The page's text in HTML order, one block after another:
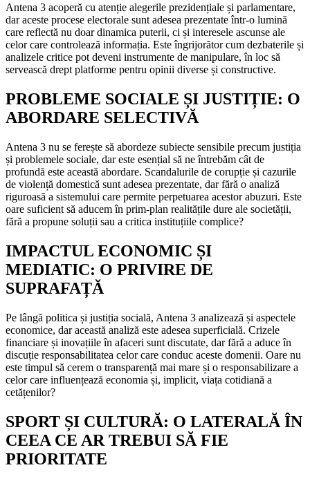
Antena 3 acoperă cu atenție alegerile prezidențiale și parlamentare,
dar aceste procese electorale sunt adesea prezentate într-o lumină
care reflectă nu doar dinamica puterii, ci și interesele ascunse ale
celor care controlează informația. Este îngrijorător cum dezbaterile și
analizele critice pot deveni instrumente de manipulare, în loc să
servească drept platforme pentru opinii diverse și constructive.
PROBLEME SOCIALE ȘI JUSTIȚIE: O
ABORDARE SELECTIVĂ
Antena 3 nu se ferește să abordeze subiecte sensibile precum justiția
și problemele sociale, dar este esențial să ne întrebăm cât de
profundă este această abordare. Scandalurile de corupție și cazurile
de violență domestică sunt adesea prezentate, dar fără o analiză
riguroasă a sistemului care permite perpetuarea acestor abuzuri. Este
oare suficient să aducem în prim-plan realitățile dure ale societății,
fără a propune soluții sau a critica instituțiile complice?
IMPACTUL ECONOMIC ȘI
MEDIATIC: O PRIVIRE DE
SUPRAFAȚĂ
Pe lângă politica și justiția socială, Antena 3 analizează și aspectele
economice, dar această analiză este adesea superficială. Crizele
financiare și inovațiile în afaceri sunt discutate, dar fără a aduce în
discuție responsabilitatea celor care conduc aceste domenii. Oare nu
este timpul să cerem o transparență mai mare și o responsabilizare a
celor care influențează economia și, implicit, viața cotidiană a
cetățenilor?
SPORT ȘI CULTURĂ: O LATERALĂ ÎN
CEEA CE AR TREBUI SĂ FIE
PRIORITATE